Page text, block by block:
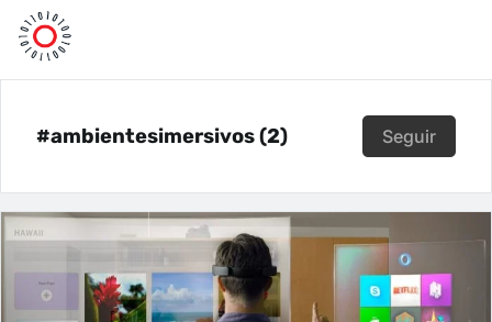
#ambientesimersivos (2) Seguir